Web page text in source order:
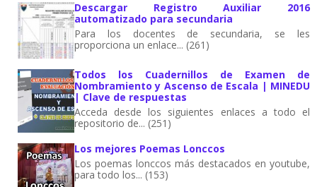
Descargar Registro Auxiliar 2016
automatizado para secundaria
Para los docentes de secundaria, se les
proporciona un enlace... (261)
Todos los Cuadernillos de Examen de
Nombramiento y Ascenso de Escala | MINEDU
| Clave de respuestas
Acceda desde los siguientes enlaces a todo el
repositorio de... (251)
Los mejores Poemas Lonccos
Los poemas lonccos más destacados en youtube,
para todo los... (153)